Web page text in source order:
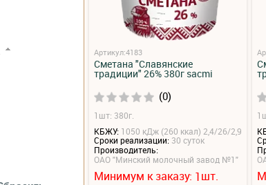
Артикул:4183
Сметана "Славянские
традиции" 26% 380г sacmi
(0)
1шт: 380г.
КБЖУ: 1050 кДж (260 ккал) 2,4/26/2,9
Сроки реализации: 30 суток
Производитель:
ОАО "Минский молочный завод №1"
Минимум к заказу: 1шт.